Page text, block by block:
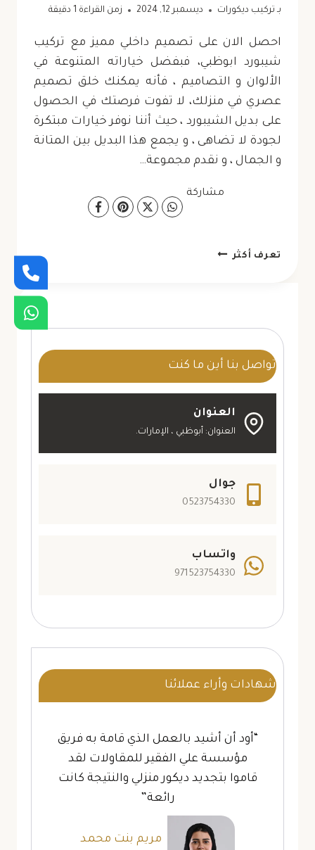
بـ تركيب ديكورات ديسمبر 12, 2024 زمن القراءة دقيقة
احصل الان على تصميم داخلي مميز مع تركيب
شيبورد ابوظبي، فبفضل خياراته المتنوعة في
الألوان و التصاميم ، فأنه يمكنك خلق تصميم
عصري في منزلك، لا تفوت فرصتك في الحصول
على بديل الشيبورد ، حيث أننا نوفر خيارات مبتكرة
لجودة لا تضاهى ، و يجمع هذا البديل بين المتانة
و الجمال ، و نقدم مجموعة…
مشاركة
تعرف أكثر تركيب
الشيبورد
ابوظبي
تواصل بنا أين ما كنت
العنوان
العنوان: أبوظبي ، الإمارات.
جوال
0523754330
واتساب
971523754330
شهادات وأراء عملائنا
“أود أن أشيد بالعمل الذي قامة به فريق
مؤسسة علي الفقير للمقاولات لقد
قاموا بتجديد ديكور منزلي والنتيجة كانت
رائعة”
مريم بنت محمد